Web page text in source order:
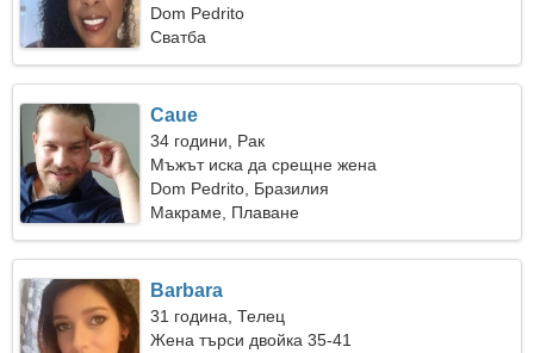
пътуваме заедно
Dom Pedrito
Сватба
Caue
34 години, Рак
Мъжът иска да срещне жена
Dom Pedrito, Бразилия
Макраме, Плаване
Barbara
31 година, Телец
Жена търси двойка 35-41